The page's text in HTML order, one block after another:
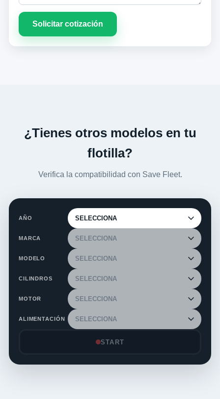
Solicitar cotización
¿Tienes otros modelos en tu
flotilla?
Verifica la compatibilidad con Save Fleet.
AÑO
MARCA
MODELO
CILINDROS
MOTOR
ALIMENTACIÓN
START